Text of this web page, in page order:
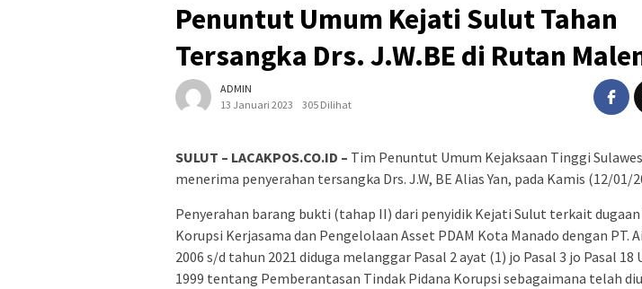
Penuntut Umum Kejati Sulut Tahan
Tersangka Drs. J.W.BE di Rutan
ADMIN
13 Januari 2023
305 Dilihat
SULUT – LACAKPOS.CO.ID – Tim Penuntut Umum Kejaksaan Tinggi
menerima penyerahan tersangka Drs. J.W, BE Alias Yan, pada Kamis (12/01/
Penyerahan barang bukti (tahap II) dari penyidik Kejati Sulut terkait dugaan
Korupsi Kerjasama dan Pengelolaan Asset PDAM Kota Manado dengan PT.
2006 s/d tahun 2021 diduga melanggar Pasal 2 ayat (1) jo Pasal 3 jo Pasal 18
1999 tentang Pemberantasan Tindak Pidana Korupsi sebagaimana telah